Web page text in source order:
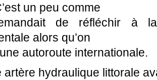
un peu comme
de réfléchir à la
alors qu’on
autoroute internationale.
artère hydraulique littorale